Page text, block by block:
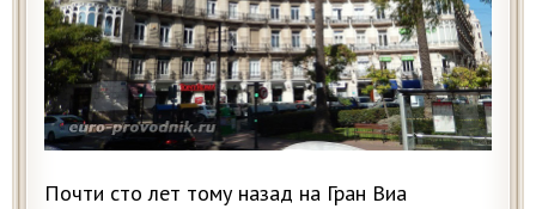
Почти сто лет тому назад на Гран Виа